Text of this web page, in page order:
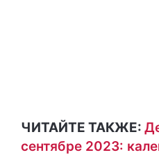
ЧИТАЙТЕ ТАКЖЕ:
сентябре 2023: